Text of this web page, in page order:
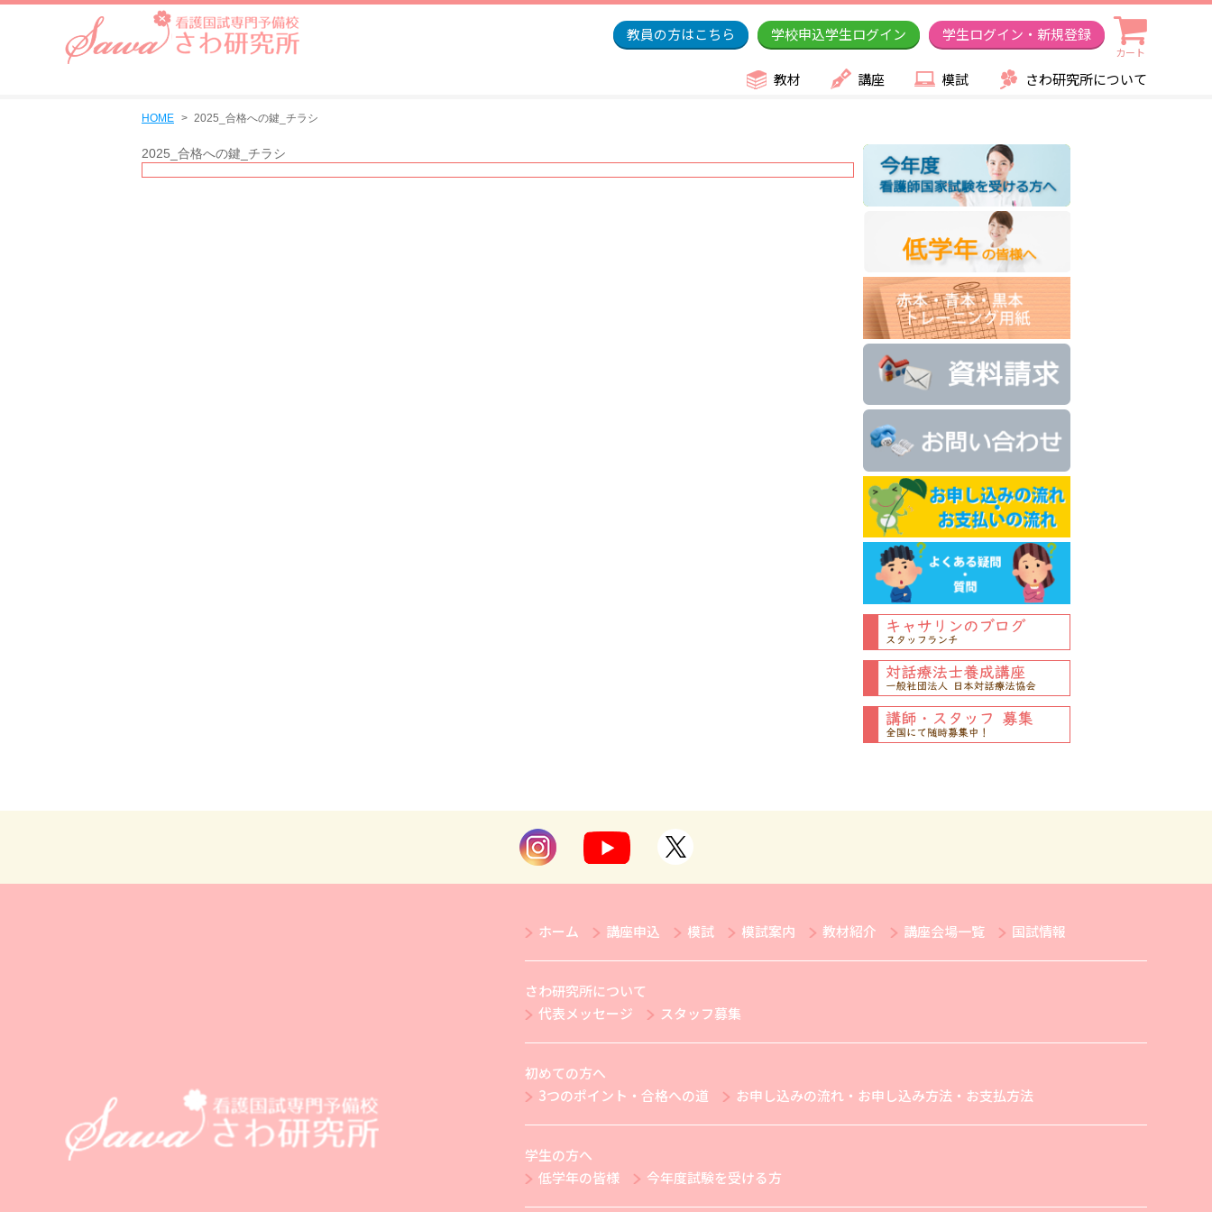
教員の方はこちら 学校申込学生ログイン 学生ログイン・新規登録
カート
教材 講座 模試 さわ研究所について
HOME 2025_合格への鍵_チラシ
2025_合格への鍵_チラシ
ホーム 講座申込 模試 模試案内 教材紹介 講座会場一覧 国試情報
さわ研究所について
代表メッセージ
スタッフ募集
初めての方へ
3つのポイント・合格への道
お申し込みの流れ・お申し込み方法・お支払方法
学生の方へ
低学年の皆様
今年度試験を受ける方